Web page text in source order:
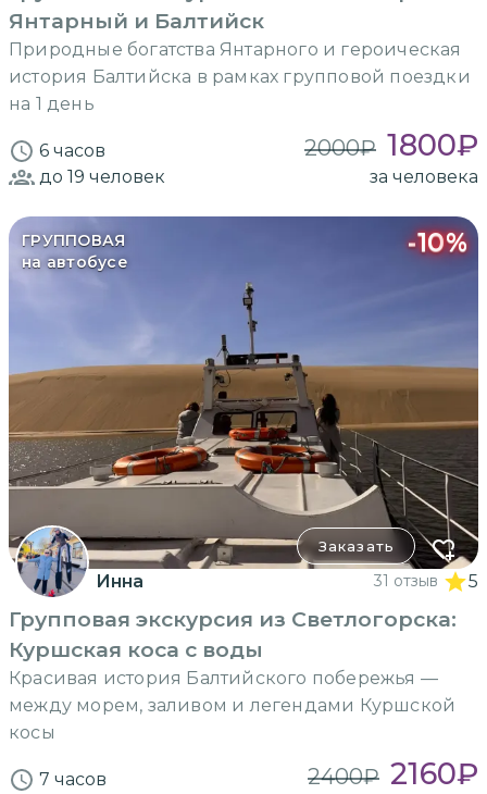
Янтарный и Балтийск
Природные богатства Янтарного и героическая
история Балтийска в рамках групповой поездки
на 1 день
6 часов 2000₽ 1800₽
до 19 человек за человека
ГРУППОВАЯ
на автобусе
-10%
Заказать
Инна 31 отзыв 5
Групповая экскурсия из Светлогорска:
Куршская коса с воды
Красивая история Балтийского побережья —
между морем, заливом и легендами Куршской
косы
7 часов 2400₽ 2160₽